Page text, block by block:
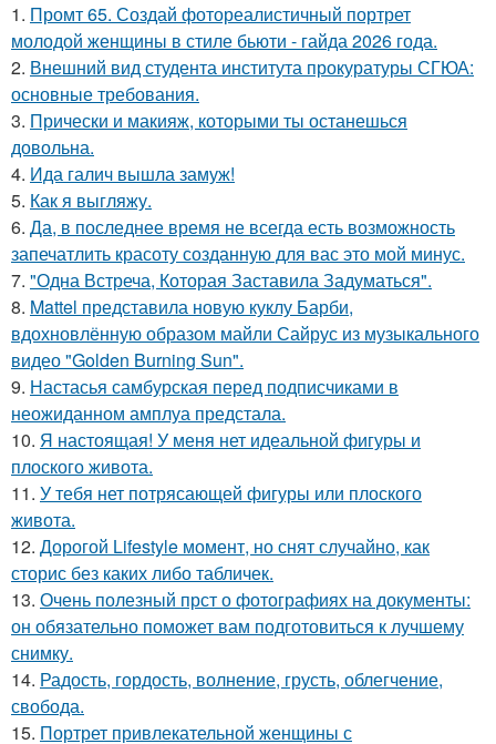
1. Промт 65. Создай фотореалистичный портрет
молодой женщины в стиле бьюти - гайда 2026 года.
2. Внешний вид студента института прокуратуры СГЮА:
основные требования.
3. Прически и макияж, которыми ты останешься
довольна.
4. Ида галич вышла замуж!
5. Как я выгляжу.
6. Да, в последнее время не всегда есть возможность
запечатлить красоту созданную для вас это мой минус.
7. "Одна Встреча, Которая Заставила Задуматься".
8. Mattel представила новую куклу Барби,
вдохновлённую образом майли Сайрус из музыкального
видео "Golden Burning Sun".
9. Настасья самбурская перед подписчиками в
неожиданном амплуа предстала.
10. Я настоящая! У меня нет идеальной фигуры и
плоского живота.
11. У тебя нет потрясающей фигуры или плоского
живота.
12. Дорогой Lifestyle момент, но снят случайно, как
сторис без каких либо табличек.
13. Очень полезный прст о фотографиях на документы:
он обязательно поможет вам подготовиться к лучшему
снимку.
14. Радость, гордость, волнение, грусть, облегчение,
свобода.
15. Портрет привлекательной женщины с